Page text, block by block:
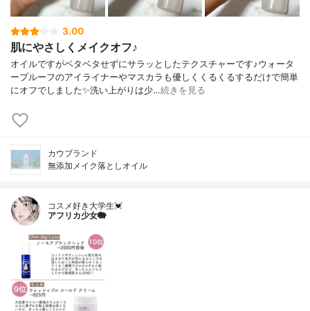
3.00
肌にやさしくメイクオフ♪
オイルですがベタベタせずにサラッとしたテクスチャーです♪ウォータ
ープルーフのアイライナーやマスカラも優しくくるくるするだけで簡単
にオフでしました✨洗い上がりは少…続きを見る
カウブランド
無添加メイク落としオイル
コスメ好き大学生💓
アフリカ少女🐘